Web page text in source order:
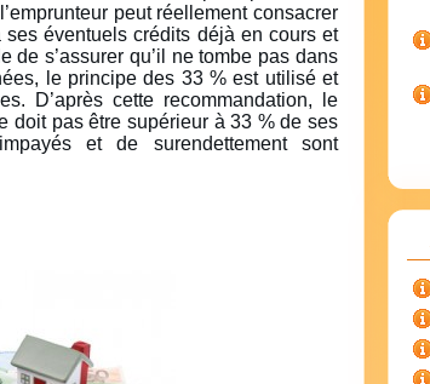
peut réellement consacrer
éventuels crédits déjà en cours et
s’assurer qu’il ne tombe pas dans
le principe des 33 % est utilisé et
D’après cette recommandation, le
doit pas être supérieur à 33 % de ses
et de surendettement sont